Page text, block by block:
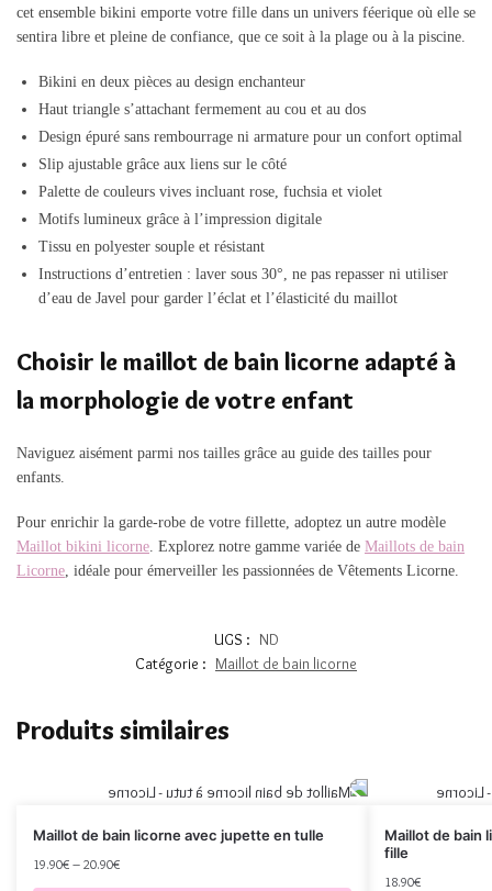
cet ensemble bikini emporte votre fille dans un univers féerique où elle se
sentira libre et pleine de confiance, que ce soit à la plage ou à la piscine.
Bikini en deux pièces au design enchanteur
Haut triangle s’attachant fermement au cou et au dos
Design épuré sans rembourrage ni armature pour un confort optimal
Slip ajustable grâce aux liens sur le côté
Palette de couleurs vives incluant rose, fuchsia et violet
Motifs lumineux grâce à l’impression digitale
Tissu en polyester souple et résistant
Instructions d’entretien : laver sous 30°, ne pas repasser ni utiliser
d’eau de Javel pour garder l’éclat et l’élasticité du maillot
Choisir le maillot de bain licorne adapté à
la morphologie de votre enfant
Naviguez aisément parmi nos tailles grâce au guide des tailles pour
enfants.
Pour enrichir la garde-robe de votre fillette, adoptez un autre modèle
Maillot bikini licorne. Explorez notre gamme variée de Maillots de bain
Licorne, idéale pour émerveiller les passionnées de Vêtements Licorne.
UGS : ND
Catégorie : Maillot de bain licorne
Produits similaires
Maillot de bain licorne avec jupette en tulle
19.90€ – 20.90€
Maillot de bain
fille
18.90€